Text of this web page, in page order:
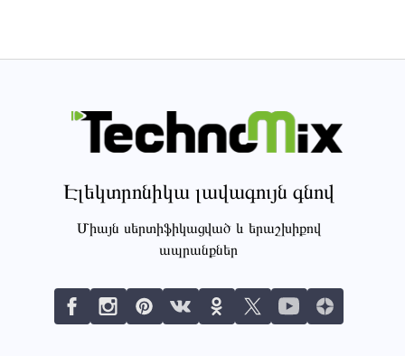
Էլեկտրոնիկա լավագույն գնով
Միայն սերտիֆիկացված և երաշխիքով
ապրանքներ